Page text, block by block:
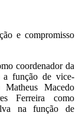
e compromisso
coordenador da
a função de vice-
Macedo
Ferreira como
na função de